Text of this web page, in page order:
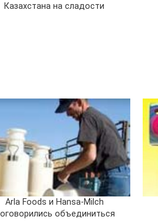
Казахстана на сладости
Arla Foods и Hansa-Milch
объединиться